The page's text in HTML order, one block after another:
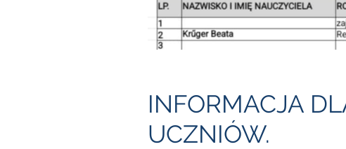
INFORMACJA
UCZNIÓW.